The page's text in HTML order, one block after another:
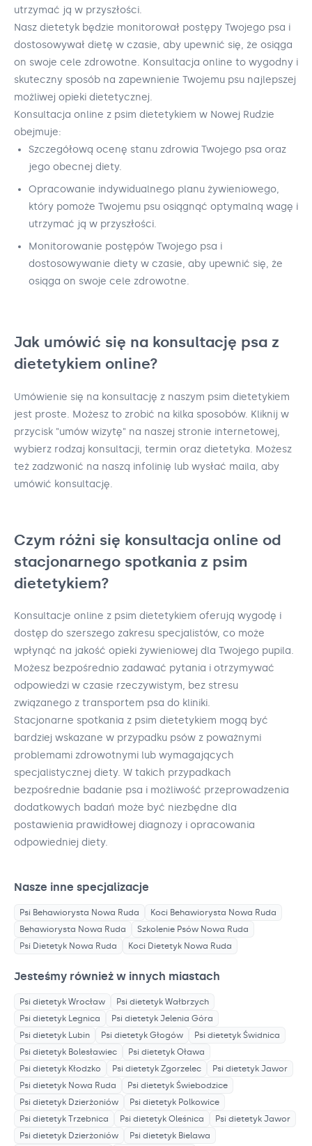
utrzymać ją w przyszłości.
Nasz dietetyk będzie monitorował postępy Twojego psa i
dostosowywał dietę w czasie, aby upewnić się, że osiąga
on swoje cele zdrowotne. Konsultacja online to wygodny i
skuteczny sposób na zapewnienie Twojemu psu najlepszej
możliwej opieki dietetycznej.
Konsultacja online z psim dietetykiem w Nowej Rudzie
obejmuje:
Szczegółową ocenę stanu zdrowia Twojego psa oraz
jego obecnej diety.
Opracowanie indywidualnego planu żywieniowego,
który pomoże Twojemu psu osiągnąć optymalną wagę i
utrzymać ją w przyszłości.
Monitorowanie postępów Twojego psa i
dostosowywanie diety w czasie, aby upewnić się, że
osiąga on swoje cele zdrowotne.
Jak umówić się na konsultację psa z
dietetykiem online?
Umówienie się na konsultację z naszym psim dietetykiem
jest proste. Możesz to zrobić na kilka sposobów. Kliknij w
przycisk "umów wizytę" na naszej stronie internetowej,
wybierz rodzaj konsultacji, termin oraz dietetyka. Możesz
też zadzwonić na naszą infolinię lub wysłać maila, aby
umówić konsultację.
Czym różni się konsultacja online od
stacjonarnego spotkania z psim
dietetykiem?
Konsultacje online z psim dietetykiem oferują wygodę i
dostęp do szerszego zakresu specjalistów, co może
wpłynąć na jakość opieki żywieniowej dla Twojego pupila.
Możesz bezpośrednio zadawać pytania i otrzymywać
odpowiedzi w czasie rzeczywistym, bez stresu
związanego z transportem psa do kliniki.
Stacjonarne spotkania z psim dietetykiem mogą być
bardziej wskazane w przypadku psów z poważnymi
problemami zdrowotnymi lub wymagających
specjalistycznej diety. W takich przypadkach
bezpośrednie badanie psa i możliwość przeprowadzenia
dodatkowych badań może być niezbędne dla
postawienia prawidłowej diagnozy i opracowania
odpowiedniej diety.
Nasze inne specjalizacje
Psi Behawiorysta Nowa Ruda Koci Behawiorysta Nowa Ruda
Behawiorysta Nowa Ruda Szkolenie Psów Nowa Ruda
Psi Dietetyk Nowa Ruda Koci Dietetyk Nowa Ruda
Jesteśmy również w innych miastach
Psi dietetyk Wrocław Psi dietetyk Wałbrzych
Psi dietetyk Legnica Psi dietetyk Jelenia Góra
Psi dietetyk Lubin Psi dietetyk Głogów Psi dietetyk Świdnica
Psi dietetyk Bolesławiec Psi dietetyk Oława
Psi dietetyk Kłodzko Psi dietetyk Zgorzelec Psi dietetyk Jawor
Psi dietetyk Nowa Ruda Psi dietetyk Świebodzice
Psi dietetyk Dzierżoniów Psi dietetyk Polkowice
Psi dietetyk Trzebnica Psi dietetyk Oleśnica Psi dietetyk Jawor
Psi dietetyk Dzierżoniów Psi dietetyk Bielawa